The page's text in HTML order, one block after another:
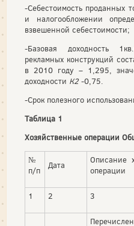
-Себестоимость проданных
и налогообложении
взвешенной себестоимости;
-Базовая доходность
рекламных конструкций
в 2010 году – 1,295,
доходности К2-0,75.
-Срок полезного
Таблица 1
Хозяйственные операции
№
п/п
Дата
Описание
операции
1 2 3